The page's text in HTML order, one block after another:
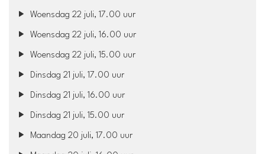
Woensdag 22 juli, 17.00 uur
Woensdag 22 juli, 16.00 uur
Woensdag 22 juli, 15.00 uur
Dinsdag 21 juli, 17.00 uur
Dinsdag 21 juli, 16.00 uur
Dinsdag 21 juli, 15.00 uur
Maandag 20 juli, 17.00 uur